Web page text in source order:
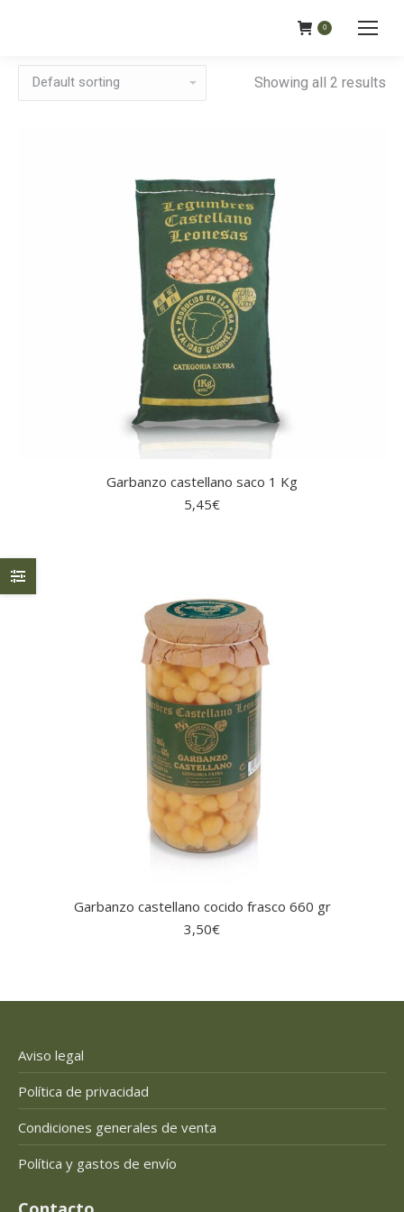
0
Showing all 2 results
Garbanzo castellano saco 1 Kg
5,45€
Garbanzo castellano cocido frasco 660 gr
3,50€
Aviso legal
Política de privacidad
Condiciones generales de venta
Política y gastos de envío